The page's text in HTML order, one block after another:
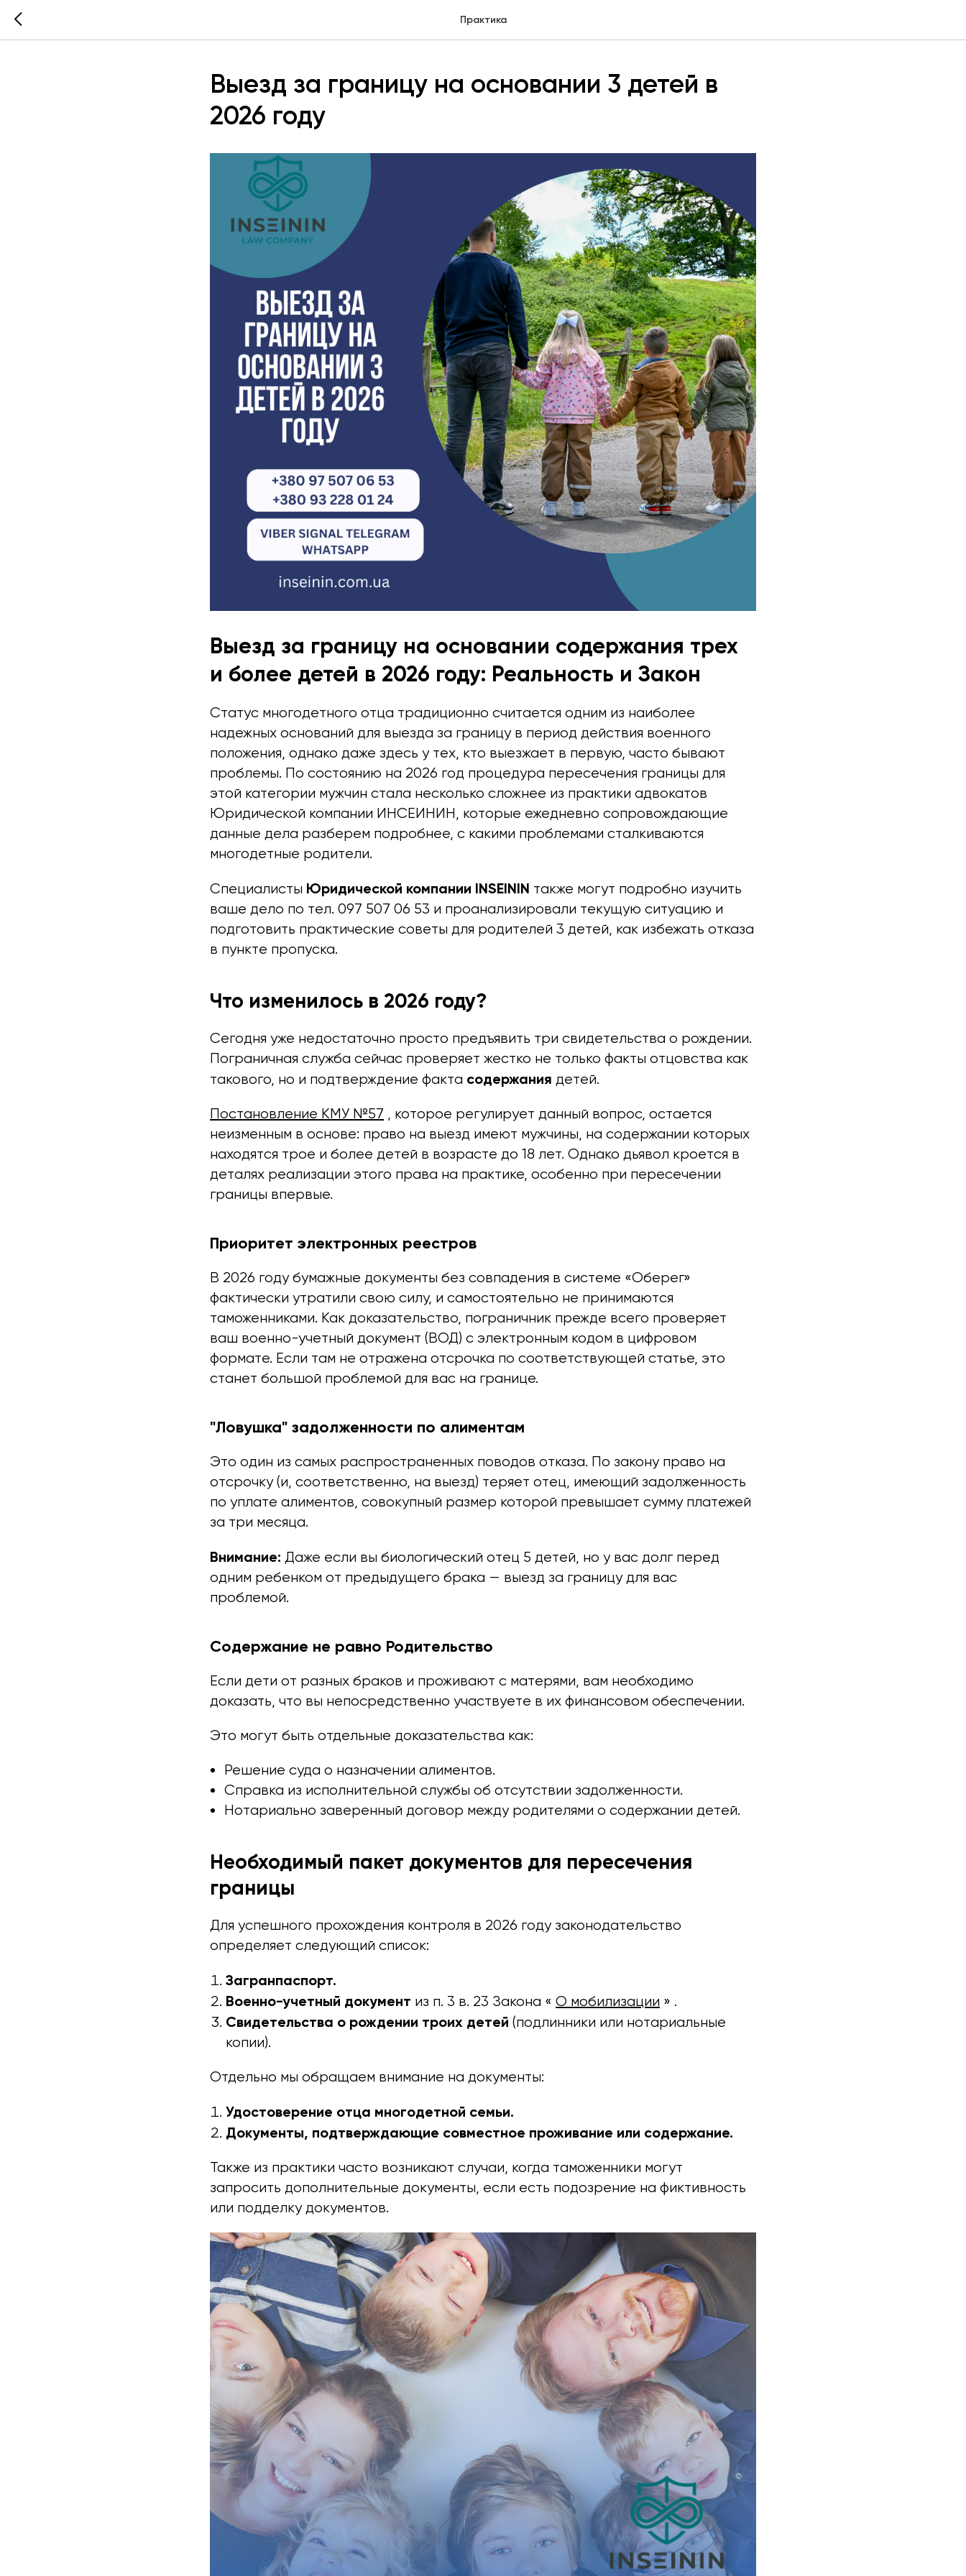
Практика
Выезд за границу на основании 3 детей в
2026 году
Выезд за границу на основании содержания трех
и более детей в 2026 году: Реальность и Закон
Статус многодетного отца традиционно считается одним из наиболее
надежных оснований для выезда за границу в период действия военного
положения, однако даже здесь у тех, кто выезжает в первую, часто бывают
проблемы. По состоянию на 2026 год процедура пересечения границы для
этой категории мужчин стала несколько сложнее из практики адвокатов
Юридической компании ИНСЕИНИН, которые ежедневно сопровождающие
данные дела разберем подробнее, с какими проблемами сталкиваются
многодетные родители.
Специалисты Юридической компании INSEININ также могут подробно изучить
ваше дело по тел. 097 507 06 53 и проанализировали текущую ситуацию и
подготовить практические советы для родителей 3 детей, как избежать отказа
в пункте пропуска.
Что изменилось в 2026 году?
Сегодня уже недостаточно просто предъявить три свидетельства о рождении.
Пограничная служба сейчас проверяет жестко не только факты отцовства как
такового, но и подтверждение факта содержания детей.
Постановление КМУ №57 , которое регулирует данный вопрос, остается
неизменным в основе: право на выезд имеют мужчины, на содержании которых
находятся трое и более детей в возрасте до 18 лет. Однако дьявол кроется в
деталях реализации этого права на практике, особенно при пересечении
границы впервые.
Приоритет электронных реестров
В 2026 году бумажные документы без совпадения в системе «Оберег»
фактически утратили свою силу, и самостоятельно не принимаются
таможенниками. Как доказательство, пограничник прежде всего проверяет
ваш военно-учетный документ (ВОД) с электронным кодом в цифровом
формате. Если там не отражена отсрочка по соответствующей статье, это
станет большой проблемой для вас на границе.
"Ловушка" задолженности по алиментам
Это один из самых распространенных поводов отказа. По закону право на
отсрочку (и, соответственно, на выезд) теряет отец, имеющий задолженность
по уплате алиментов, совокупный размер которой превышает сумму платежей
за три месяца.
Внимание: Даже если вы биологический отец 5 детей, но у вас долг перед
одним ребенком от предыдущего брака — выезд за границу для вас
проблемой.
Содержание не равно Родительство
Если дети от разных браков и проживают с матерями, вам необходимо
доказать, что вы непосредственно участвуете в их финансовом обеспечении.
Это могут быть отдельные доказательства как:
Решение суда о назначении алиментов.
Справка из исполнительной службы об отсутствии задолженности.
Нотариально заверенный договор между родителями о содержании детей.
Необходимый пакет документов для пересечения
границы
Для успешного прохождения контроля в 2026 году законодательство
определяет следующий список:
Загранпаспорт.
Военно-учетный документ из п. 3 в. 23 Закона « О мобилизации » .
Свидетельства о рождении троих детей (подлинники или нотариальные
копии).
Отдельно мы обращаем внимание на документы:
Удостоверение отца многодетной семьи.
Документы, подтверждающие совместное проживание или содержание.
Также из практики часто возникают случаи, когда таможенники могут
запросить дополнительные документы, если есть подозрение на фиктивность
или подделку документов.